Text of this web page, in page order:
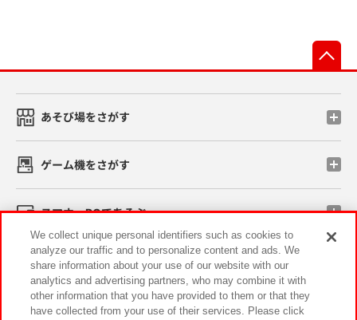
あそび場をさがす
ゲーム機をさがす
スマホ・PCであそぶ
イベント・キャンペーン
We collect unique personal identifiers such as cookies to
analyze our traffic and to personalize content and ads. We
share information about your use of our website with our
analytics and advertising partners, who may combine it with
other information that you have provided to them or that they
have collected from your use of their services. Please click